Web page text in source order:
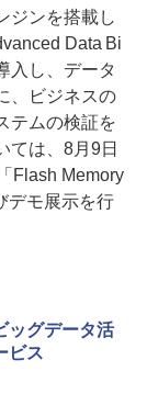
ジンを搭載し
Data Bi
入し、データ
、ビジネスの
テムの検証を
ては、8月9日
Flash Memory
デモ展示を行
ッグデータ活
ビス